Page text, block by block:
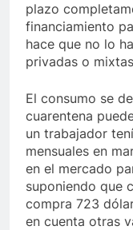
plazo
financiamiento
hace que no lo
privadas o
El consumo se
cuarentena
un trabajador
mensuales en
en el mercado
suponiendo que
compra 723
en cuenta otras